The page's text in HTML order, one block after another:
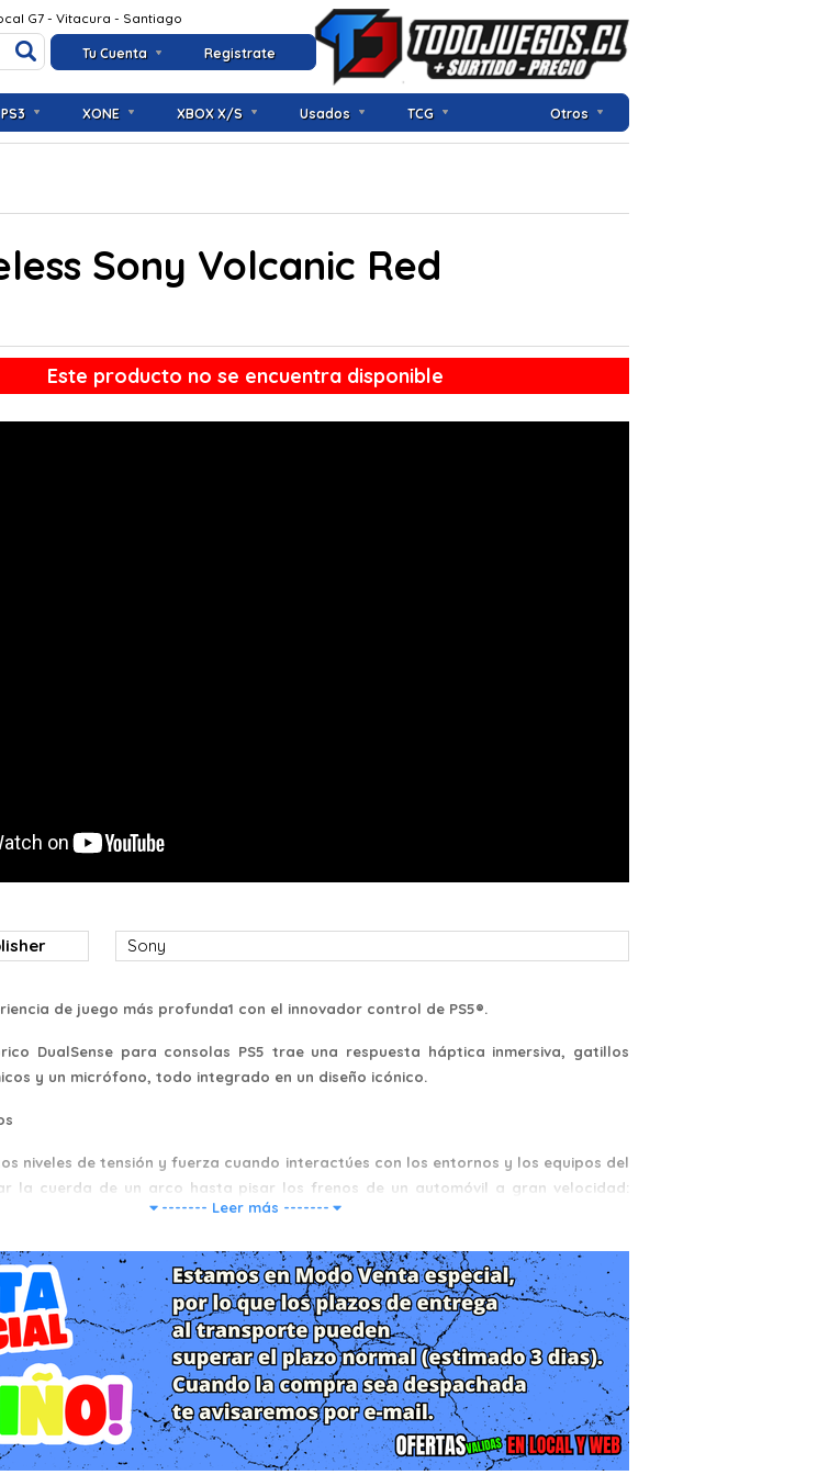
Tu Cuenta Registrate
G7 - Vitacura - Santiago
PS3 XONE XBOX X/S Usados TCG Otros
Sony Volcanic Red
Este producto no se encuentra disponible
Sony
de juego más profunda1 con el innovador control de PS5®.
DualSense para consolas PS5 trae una respuesta háptica inmersiva, gatillos
y un micrófono, todo integrado en un diseño icónico.
niveles de tensión y fuerza cuando interactúes con los entornos y los equipos del
la cuerda de un arco hasta pisar los frenos de un automóvil a gran velocidad:
se verán reflejadas en la pantalla!
física a tus acciones en el juego con los accionadores dobles que reemplazan a los
de vibración. En tus manos, estas vibraciones dinámicas pueden simular la
desde los entornos hasta el retroceso de diferentes armas.
------- Leer más -------